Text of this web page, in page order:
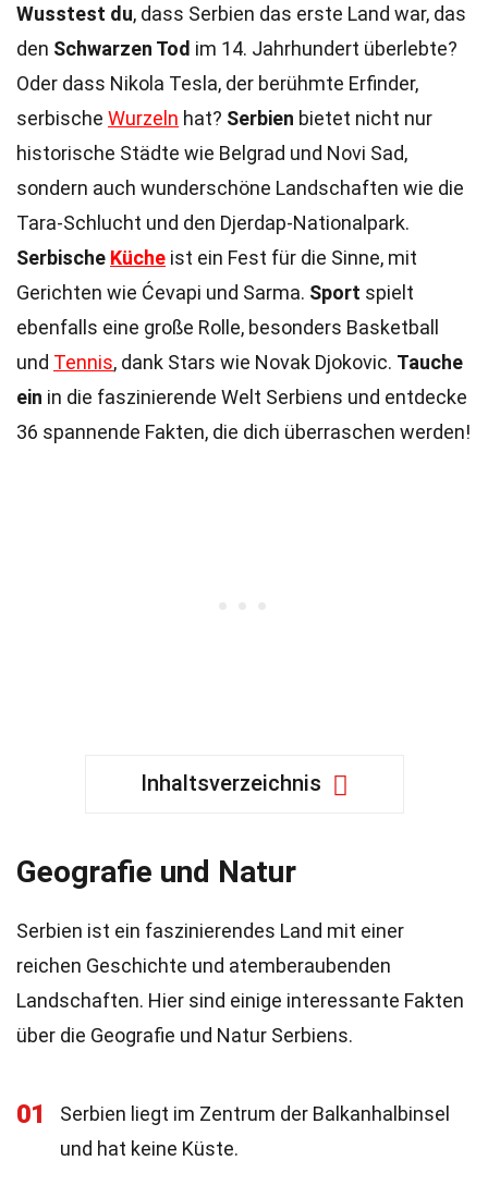
Wusstest du, dass Serbien das erste Land war, das
den Schwarzen Tod im 14. Jahrhundert überlebte?
Oder dass Nikola Tesla, der berühmte Erfinder,
serbische Wurzeln hat? Serbien bietet nicht nur
historische Städte wie Belgrad und Novi Sad,
sondern auch wunderschöne Landschaften wie die
Tara-Schlucht und den Djerdap-Nationalpark.
Serbische Küche ist ein Fest für die Sinne, mit
Gerichten wie Ćevapi und Sarma. Sport spielt
ebenfalls eine große Rolle, besonders Basketball
und Tennis, dank Stars wie Novak Djokovic. Tauche
ein in die faszinierende Welt Serbiens und entdecke
36 spannende Fakten, die dich überraschen werden!
Inhaltsverzeichnis
Geografie und Natur
Serbien ist ein faszinierendes Land mit einer
reichen Geschichte und atemberaubenden
Landschaften. Hier sind einige interessante Fakten
über die Geografie und Natur Serbiens.
01
Serbien liegt im Zentrum der Balkanhalbinsel
und hat keine Küste.